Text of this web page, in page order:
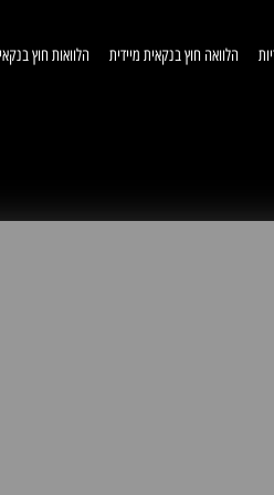
הלוואה חוץ בנקאית מיידית הלוואות חוץ